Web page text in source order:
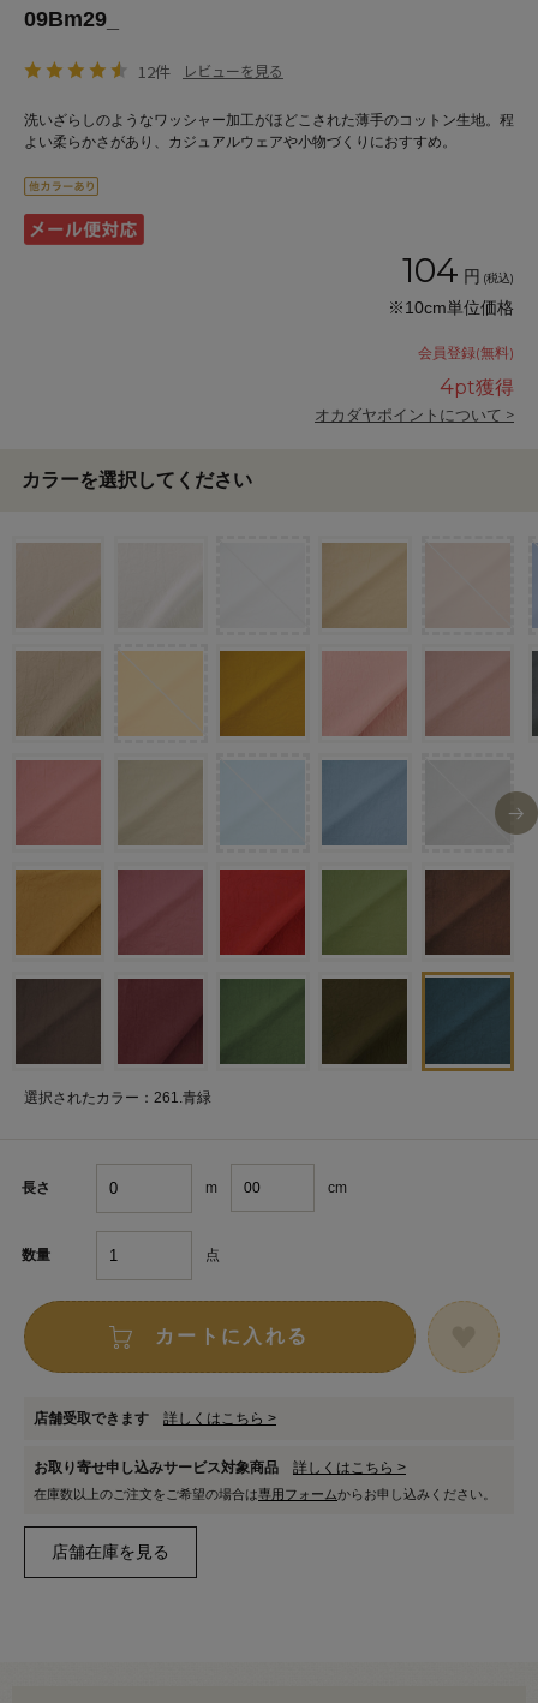
09Bm29_
12件 レビューを見る
洗いざらしのようなワッシャー加工がほどこされた薄手のコットン生地。程
よい柔らかさがあり、カジュアルウェアや小物づくりにおすすめ。
104 円 (税込)
※10cm単位価格
会員登録(無料)
4pt獲得
オカダヤポイントについて >
カラーを選択してください
選択されたカラー：261.青緑
長さ m cm
数量 点
カートに入れる
店舗受取できます 詳しくはこちら >
お取り寄せ申し込みサービス対象商品 詳しくはこちら >
在庫数以上のご注文をご希望の場合は専用フォームからお申し込みください。